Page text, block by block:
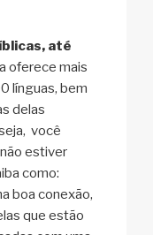
até
oferece mais
línguas, bem
delas
você
estiver
como:
boa conexão,
que estão